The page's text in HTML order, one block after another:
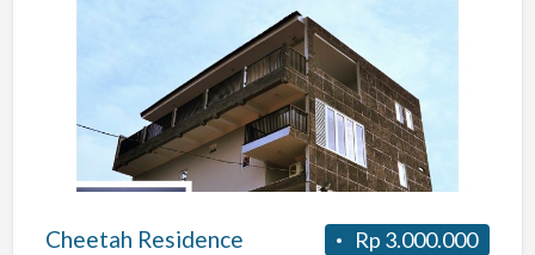
Rp 3.000.000
Cheetah Residence